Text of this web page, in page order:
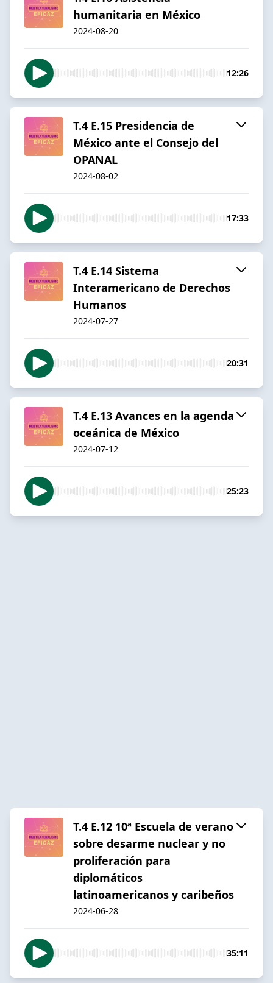
humanitaria en México
2024-08-20
12:26
T.4 E.15 Presidencia de
México ante el Consejo del
OPANAL
2024-08-02
17:33
T.4 E.14 Sistema
Interamericano de Derechos
Humanos
2024-07-27
20:31
T.4 E.13 Avances en la agenda
oceánica de México
2024-07-12
25:23
T.4 E.12 10ª Escuela de verano
sobre desarme nuclear y no
proliferación para
diplomáticos
latinoamericanos y caribeños
2024-06-28
35:11